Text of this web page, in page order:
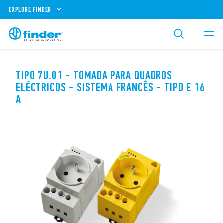
EXPLORE FINDER
TIPO 7U.01 - TOMADA PARA QUADROS
ELÉCTRICOS - SISTEMA FRANCÊS - TIPO E 16
A